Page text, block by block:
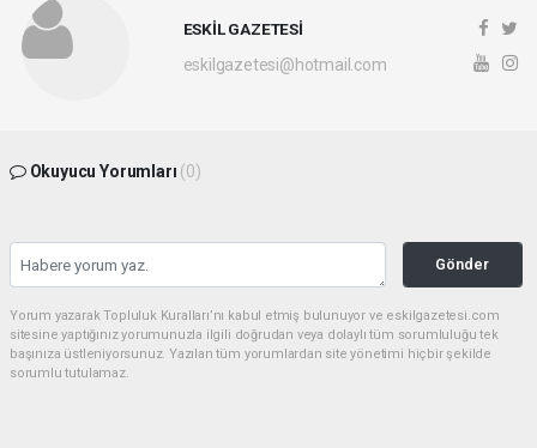
ESKİL GAZETESİ
eskilgazetesi@hotmail.com
Okuyucu Yorumları (0)
Gönder
Yorum yazarak Topluluk Kuralları’nı kabul etmiş bulunuyor ve eskilgazetesi.com
sitesine yaptığınız yorumunuzla ilgili doğrudan veya dolaylı tüm sorumluluğu tek
başınıza üstleniyorsunuz. Yazılan tüm yorumlardan site yönetimi hiçbir şekilde
sorumlu tutulamaz.